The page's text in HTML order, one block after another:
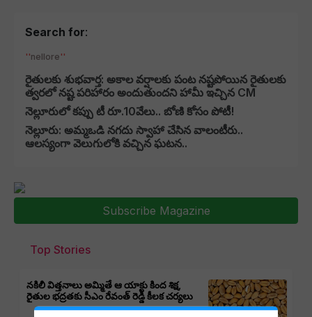
Search for:
nellore
రైతులకు శుభవార్త: అకాల వర్షాలకు పంట నష్టపోయిన రైతులకు
త్వరలో నష్ట పరిహారం అందుతుందని హామీ ఇచ్చిన CM
నెల్లూరులో కప్పు టీ రూ.10వేలు.. బోణి కోసం పోటీ!
నెల్లూరు: అమ్మఒడి నగదు స్వాహా చేసిన వాలంటీరు..
ఆలస్యంగా వెలుగులోకి వచ్చిన ఘటన..
Subscribe Magazine
Top Stories
నకిలీ విత్తనాలు అమ్మితే ఆ యాక్టు కింద శిక్ష,
రైతుల భద్రతకు సీఎం రేవంత్ రెడ్డి కీలక చర్యలు